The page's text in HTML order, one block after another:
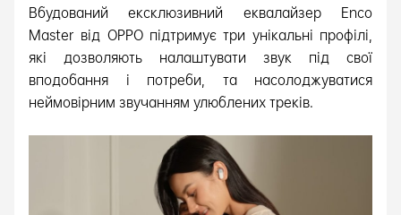
Вбудований ексклюзивний еквалайзер Enco
Master від OPPO підтримує три унікальні профілі,
які дозволяють налаштувати звук під свої
вподобання і потреби, та насолоджуватися
неймовірним звучанням улюблених треків.